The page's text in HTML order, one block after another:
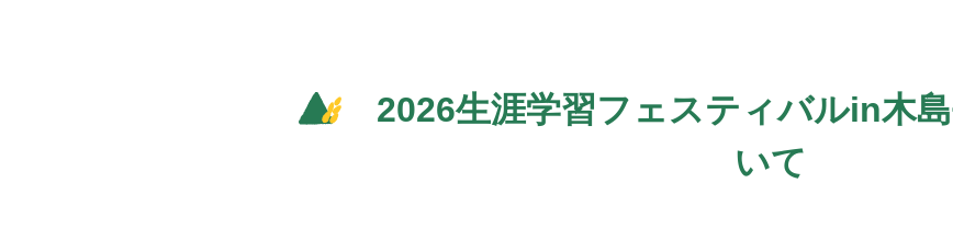
2026生涯学習フェスティバルin木
いて